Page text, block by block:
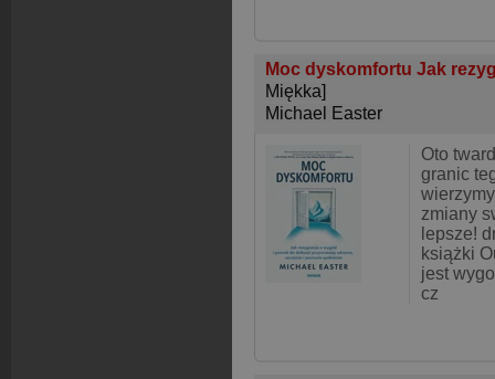
Moc dyskomfortu Jak
Miękka]
Michael Easter
Oto
granic
zmiany
lepsze!
książki
jest
cz